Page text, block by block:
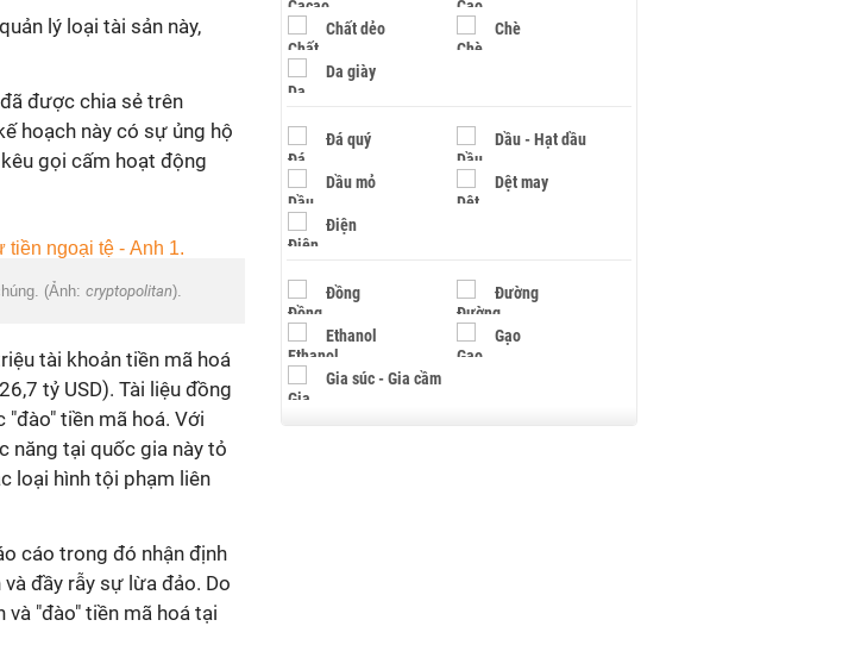
lý loại tài sản này,
được chia sẻ trên
hoạch này có sự ủng hộ
gọi cấm hoạt động
(Ảnh: cryptopolitan).
tài khoản tiền mã hoá
tỷ USD). Tài liệu đồng
tiền mã hoá. Với
năng tại quốc gia này tỏ
loại hình tội phạm liên
cáo trong đó nhận định
đầy rẫy sự lừa đảo. Do
"đào" tiền mã hoá tại
Chất dẻo Chè
Da giày
Đá quý Dầu - Hạt dầu
Dầu mỏ Dệt may
Điện
Đồng Đường
Ethanol Gạo
Gia súc - Gia cầm